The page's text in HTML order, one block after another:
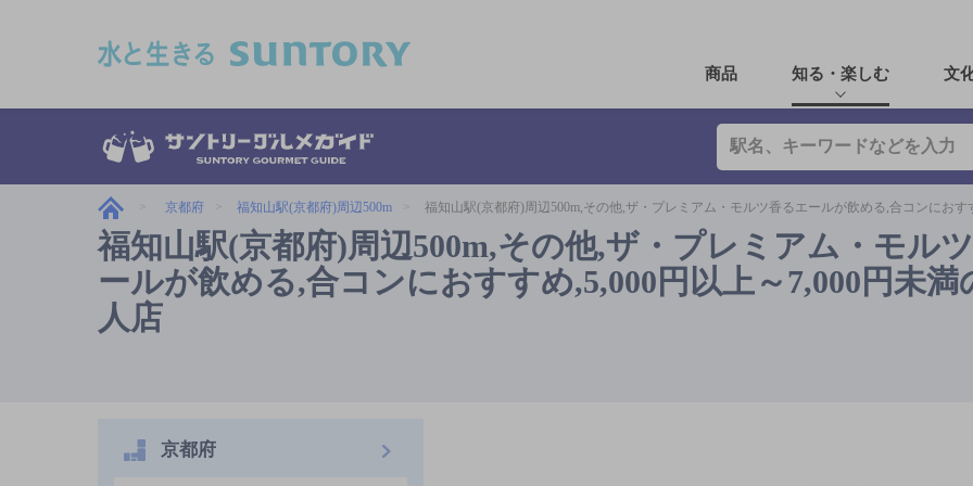
商品 知る・楽しむ 文
京都府 福知山駅(京都府)周辺500m 福知山駅(京都府)周辺500m,その他,ザ・プレミアム・モルツ香るエールが飲める,合コンにおす
福知山駅(京都府)周辺500m,その他,ザ・プレミアム・モル
ールが飲める,合コンにおすすめ,5,000円以上～7,000円未満
人店
京都府